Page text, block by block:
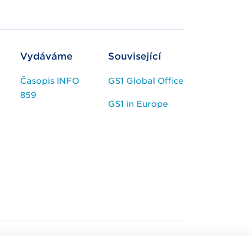
Vydáváme
Časopis INFO
859
Související
GS1 Global Office
GS1 in Europe